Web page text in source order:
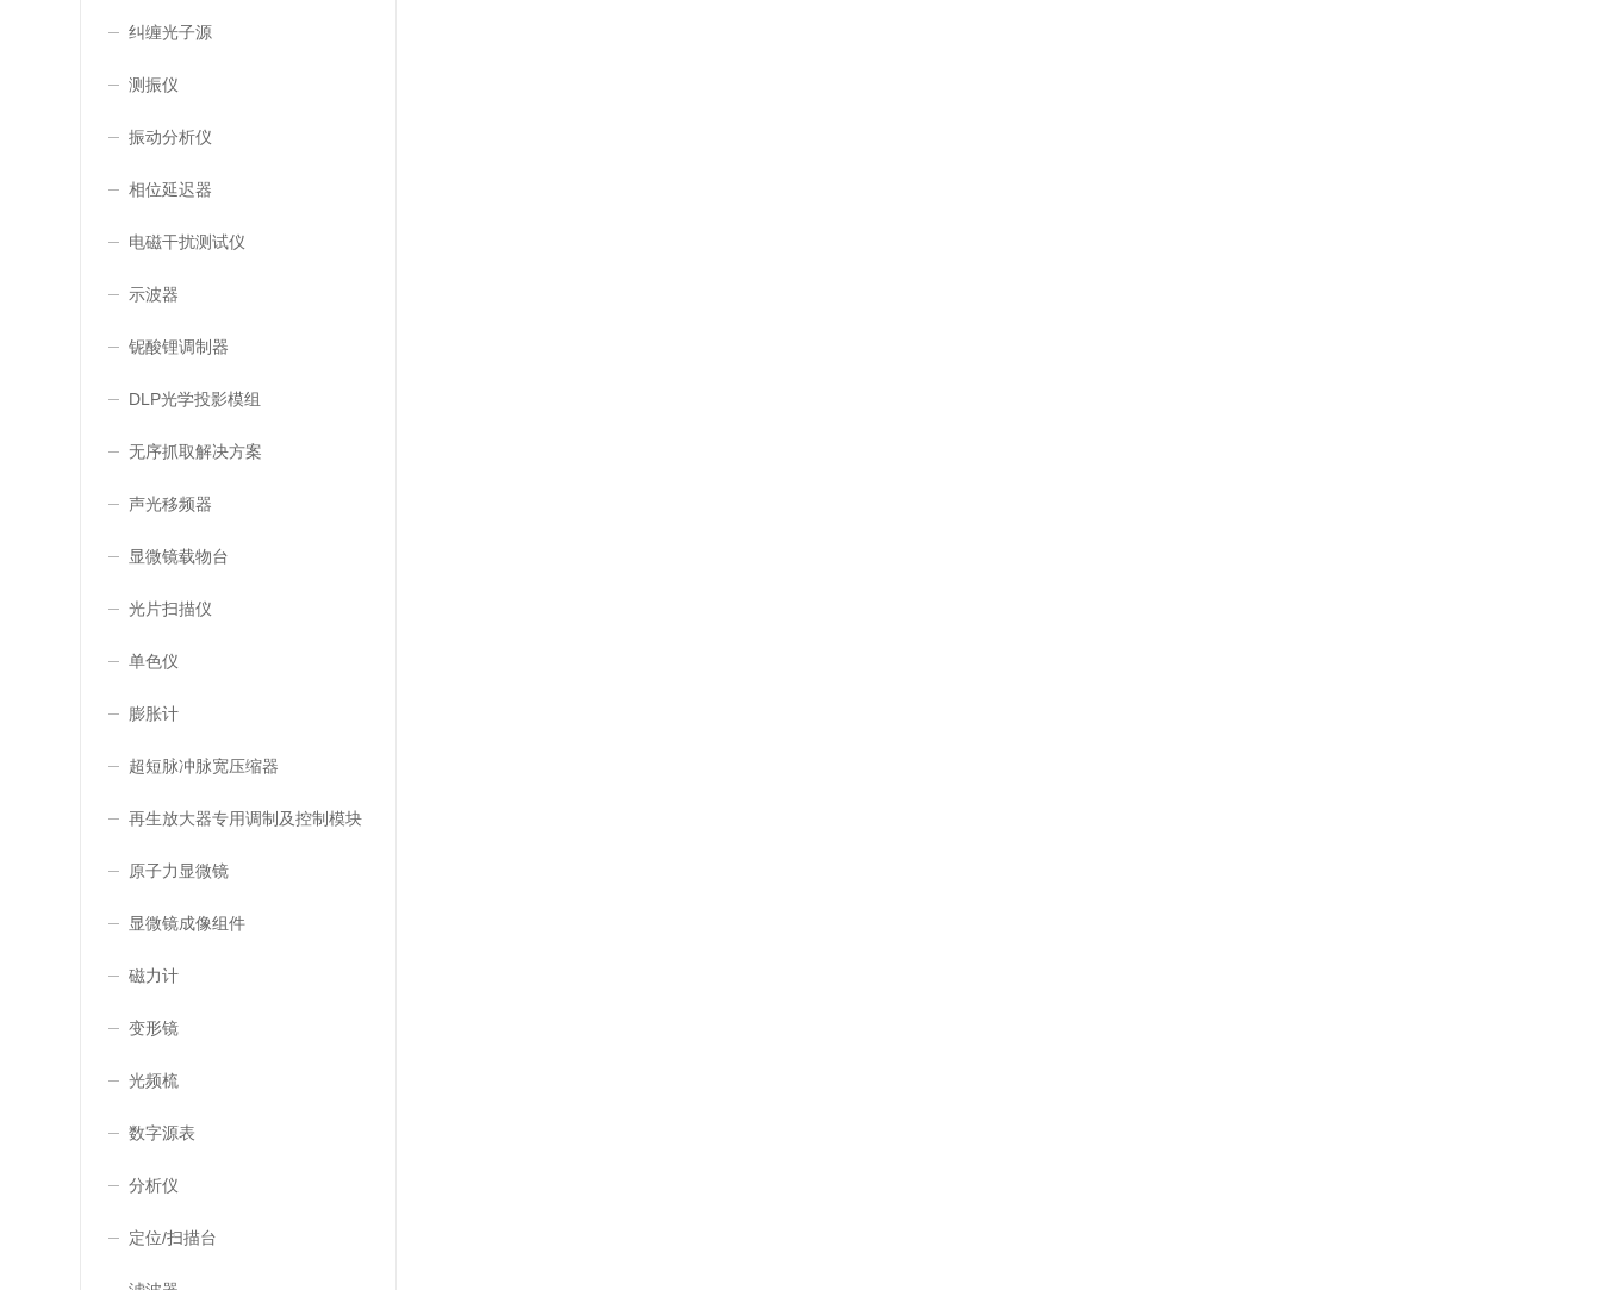
纠缠光子源
测振仪
振动分析仪
相位延迟器
电磁干扰测试仪
示波器
铌酸锂调制器
DLP光学投影模组
无序抓取解决方案
声光移频器
显微镜载物台
光片扫描仪
单色仪
膨胀计
超短脉冲脉宽压缩器
再生放大器专用调制及控制模块
原子力显微镜
显微镜成像组件
磁力计
变形镜
光频梳
数字源表
分析仪
定位/扫描台